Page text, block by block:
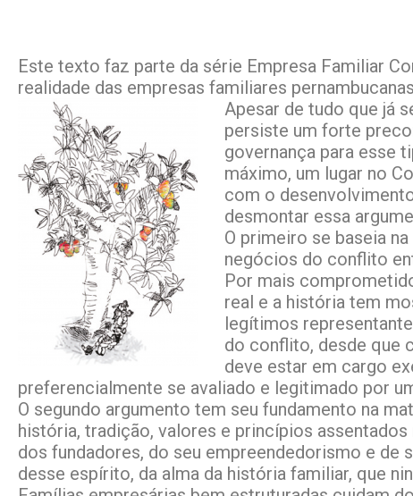
Este texto faz parte da série Empresa Familiar
realidade das empresas familiares
Apesar de tudo que já
persiste um forte
governança para esse
máximo, um lugar no
com o
desmontar essa
O primeiro se baseia
negócios do conflito
Por mais
real e a história tem
legítimos
do conflito, desde que
deve estar em cargo
preferencialmente se avaliado e legitimado por
O segundo argumento tem seu fundamento na
história, tradição, valores e princípios
dos fundadores, do seu empreendedorismo e de
desse espírito, da alma da história familiar, que